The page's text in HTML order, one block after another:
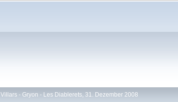
Villars - Gryon - Les Diablerets, 31. Dezember 2008